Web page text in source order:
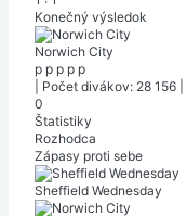
Konečný výsledok
Norwich City
p p p p p
Počet divákov: 28 156
0
Štatistiky
Rozhodca
Zápasy proti sebe
Sheffield Wednesday